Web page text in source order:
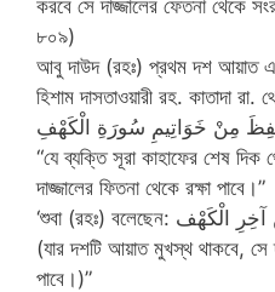
করবে সে দাজ্জালের ফেতনা থেকে
৮০৯)
আবু দাউদ (রহঃ) প্রথম দশ আয়াত
হিশাম দাসতাওয়ারী রহ. কাতাদা রা.
مِنْ خَوَاتِيمِ سُورَةِ الْكَهْفِ
“যে ব্যক্তি সূরা কাহাফের শেষ
দাজ্জালের ফিতনা থেকে রক্ষা পাবে।”
‘শুবা (রহঃ) বলেছেন: مِنْ آخِرِ الْكَهْف “সূরা কাহাফের শেষ দিক থেকে
(যার দশটি আয়াত মুখস্থ থাকবে, সে
পাবে।)”